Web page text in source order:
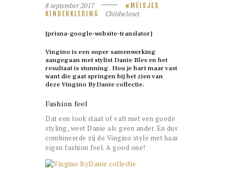
8 september 2017
MEISJES
KINDERKLEDING
Childscloset
[prisna-google-website-translator]
Vingino is een super samenwerking
aangegaan met stylist Danie Bles en het
resultaat is stunning. Hou je hart maar vast
want die gaat springen bij het zien van
deze Vingino ByDanie collectie.
Fashion feel
Dat een look staat of valt met een goede
styling, weet Danie als geen ander. En dus
combineerde zij de Vingino style met haar
eigen fashion feel. A good one!